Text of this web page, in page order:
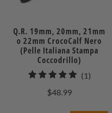
Q.R. 19mm, 20mm, 21mm
o 22mm CrocoCalf Nero
(Pelle Italiana Stampa
Coccodrillo)
(1)1
$48.99